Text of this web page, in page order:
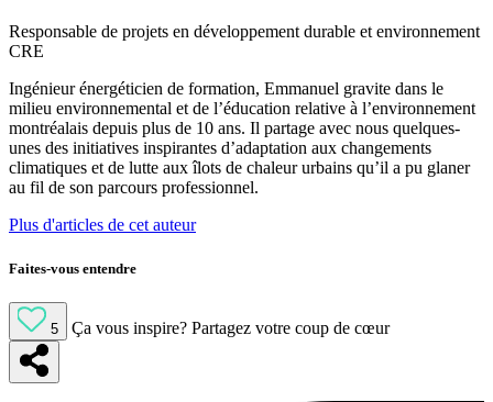
Responsable de projets en développement durable et environnement
CRE
Ingénieur énergéticien de formation, Emmanuel gravite dans le
milieu environnemental et de l’éducation relative à l’environnement
montréalais depuis plus de 10 ans. Il partage avec nous quelques-
unes des initiatives inspirantes d’adaptation aux changements
climatiques et de lutte aux îlots de chaleur urbains qu’il a pu glaner
au fil de son parcours professionnel.
Plus d'articles de cet auteur
Faites-vous entendre
5 Ça vous inspire? Partagez votre coup de cœur